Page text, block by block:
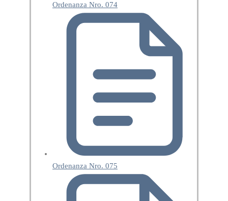
Ordenanza Nro. 074
Ordenanza Nro. 075